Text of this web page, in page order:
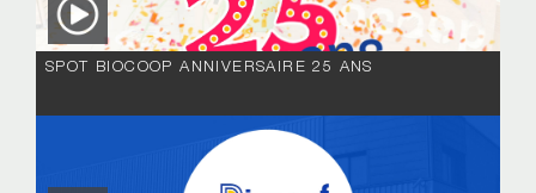
SPOT BIOCOOP ANNIVERSAIRE 25 ANS